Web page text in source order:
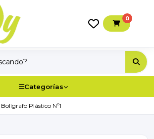
0
Categorías
Bolígrafo Plástico Nº1